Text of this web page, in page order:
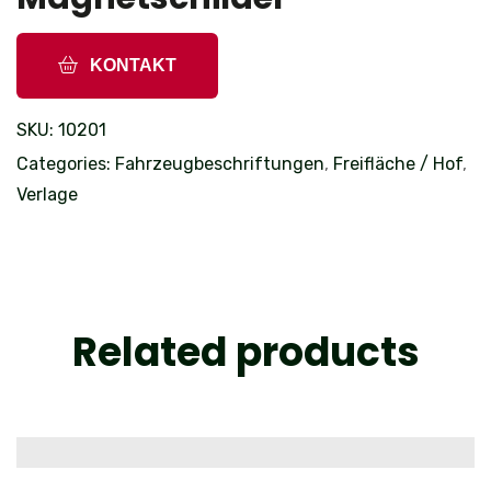
KONTAKT
SKU: 10201
Categories: Fahrzeugbeschriftungen, Freifläche / Hof,
Verlage
Related products